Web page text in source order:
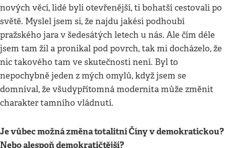
nových věcí, lidé byli otevřenější, ti bohatší cestovali po
světě. Myslel jsem si, že najdu jakési podhoubí
pražského jara v šedesátých letech u nás. Ale čím déle
jsem tam žil a pronikal pod povrch, tak mi docházelo, že
nic takového tam ve skutečnosti není. Byl to
nepochybně jeden z mých omylů, když jsem se
domníval, že všudypřítomná modernita může změnit
charakter tamního vládnutí.
Je vůbec možná změna totalitní Číny v demokratickou?
Nebo alespoň demokratičtější?